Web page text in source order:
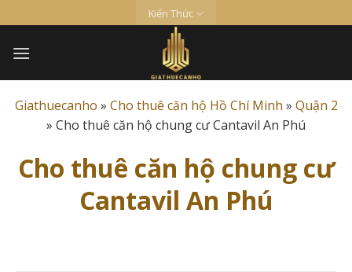
to
content
Kiến Thức
Giathuecanho » Cho thuê căn hộ Hồ Chí Minh » Quận 2
» Cho thuê căn hộ chung cư Cantavil An Phú
Cho thuê căn hộ chung cư
Cantavil An Phú